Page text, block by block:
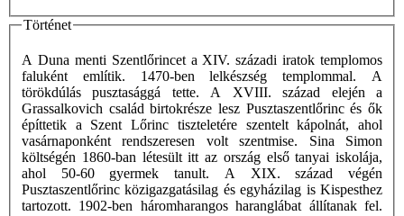
Történet
A Duna menti Szentlőrincet a XIV. századi iratok templomos
faluként említik. 1470-ben lelkészség templommal. A
törökdúlás pusztasággá tette. A XVIII. század elején a
Grassalkovich család birtokrésze lesz Pusztaszentlőrinc és ők
építtetik a Szent Lőrinc tiszteletére szentelt kápolnát, ahol
vasárnaponként rendszeresen volt szentmise. Sina Simon
költségén 1860-ban létesült itt az ország első tanyai iskolája,
ahol 50-60 gyermek tanult. A XIX. század végén
Pusztaszentlőrinc közigazgatásilag és egyházilag is Kispesthez
tartozott. 1902-ben háromharangos haranglábat állítanak fel.